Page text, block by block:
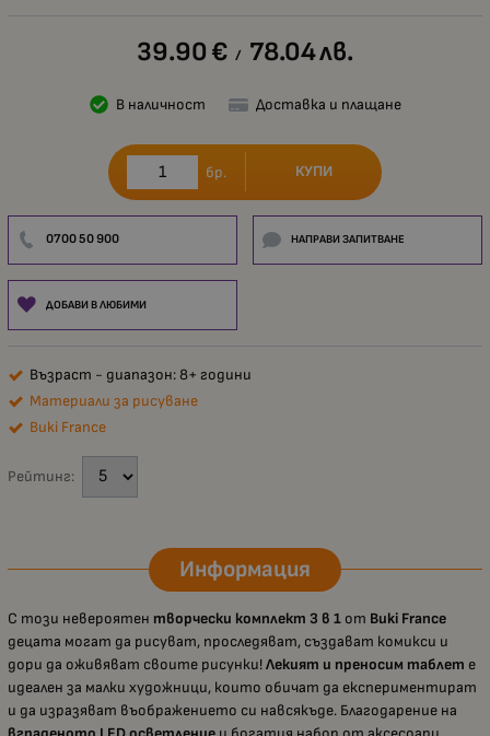
39.90 € / 78.04лв.
В наличност Доставка и плащане
бр. КУПИ
0700 50 900 НАПРАВИ ЗАПИТВАНЕ
ДОБАВИ В ЛЮБИМИ
Възраст - диапазон: 8+ години
Материали за рисуване
Buki France
Рейтинг:
Информация
С този невероятен творчески комплект 3 в 1 от Buki France
децата могат да рисуват, проследяват, създават комикси и
дори да оживяват своите рисунки!Лекият и преносим таблет е
идеален за малки художници, които обичат да експериментират
и да изразяват въображението си навсякъде. Благодарение на